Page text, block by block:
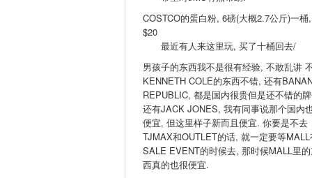
COSTCO的蛋白粉, 6磅(大概2.7公斤)一桶,
$20
最近有人来这里玩, 买了十桶回去/
男孩子的东西我不是很有经验, 不敢乱讲
KENNETH COLE的东西不错, 还有
REPUBLIC, 都是国内很贵但是还不错的
还有JACK JONES, 我有同事说那个国内
便宜, 但这里样子新而且便宜. 你要是不去
TJMAX和OUTLET的话, 就一定要等
SALE EVENT的时候去, 那时候MALL里
西真的也很便宜.